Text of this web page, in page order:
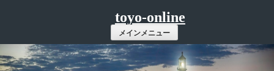
ツ
toyo-online
メインメニュー